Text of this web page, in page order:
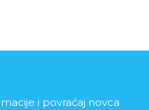
i povraćaj novca